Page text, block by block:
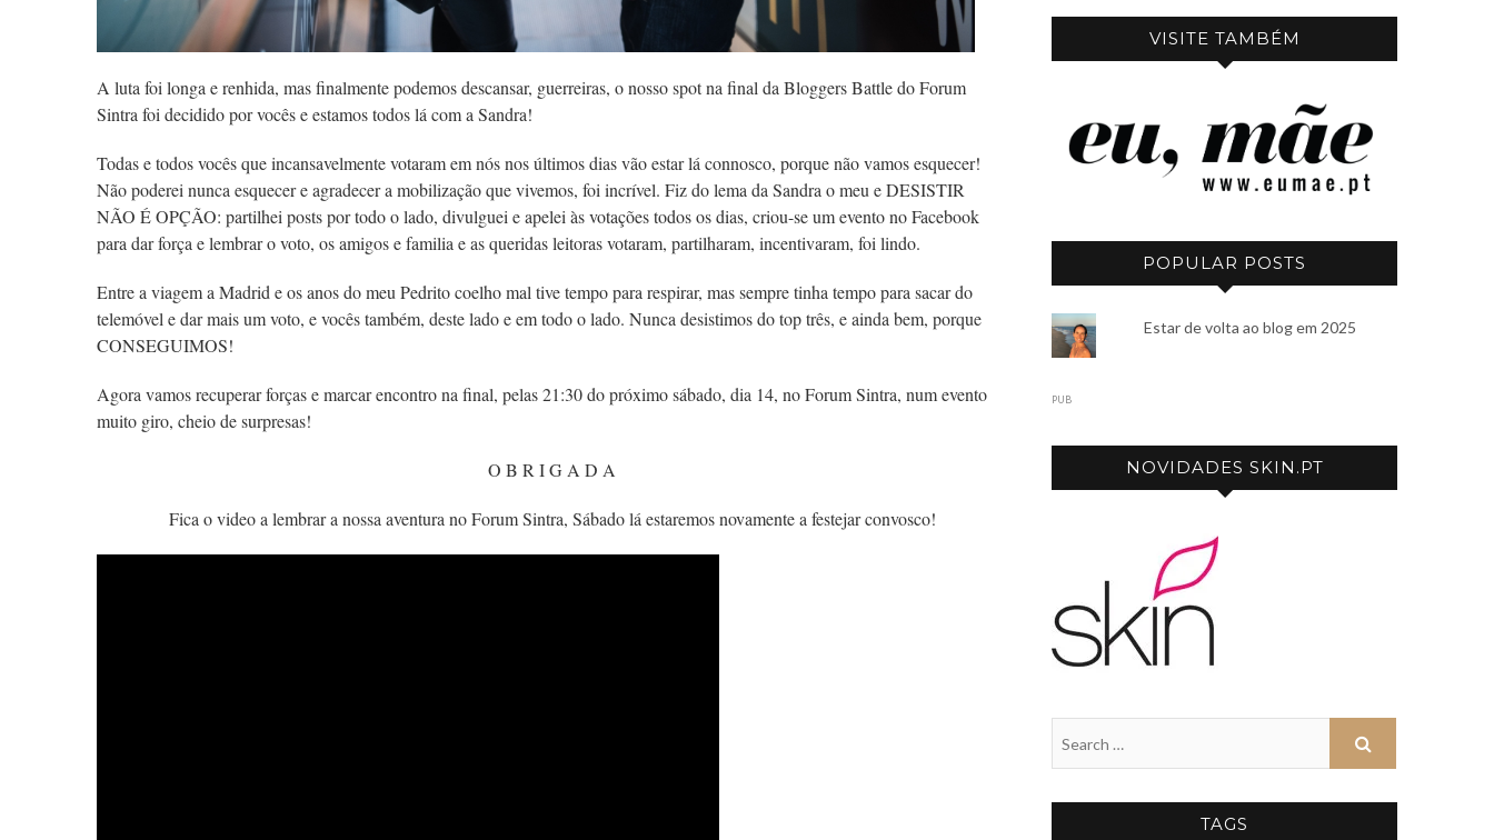
A luta foi longa e renhida, mas finalmente podemos descansar, guerreiras, o nosso spot na final da Bloggers Battle do Forum
Sintra foi decidido por vocês e estamos todos lá com a Sandra!
Todas e todos vocês que incansavelmente votaram em nós nos últimos dias vão estar lá connosco, porque não vamos esquecer!
Não poderei nunca esquecer e agradecer a mobilização que vivemos, foi incrível. Fiz do lema da Sandra o meu e DESISTIR
NÃO É OPÇÃO: partilhei posts por todo o lado, divulguei e apelei às votações todos os dias, criou-se um evento no Facebook
para dar força e lembrar o voto, os amigos e familia e as queridas leitoras votaram, partilharam, incentivaram, foi lindo.
Entre a viagem a Madrid e os anos do meu Pedrito coelho mal tive tempo para respirar, mas sempre tinha tempo para sacar do
telemóvel e dar mais um voto, e vocês também, deste lado e em todo o lado. Nunca desistimos do top três, e ainda bem, porque
CONSEGUIMOS!
Agora vamos recuperar forças e marcar encontro na final, pelas 21:30 do próximo sábado, dia 14, no Forum Sintra, num evento
muito giro, cheio de surpresas!
O B R I G A D A
Fica o video a lembrar a nossa aventura no Forum Sintra, Sábado lá estaremos novamente a festejar convosco!
VISITE TAMBÉM
POPULAR POSTS
Estar de volta ao blog em 2025
PUB
NOVIDADES SKIN.PT
TAGS